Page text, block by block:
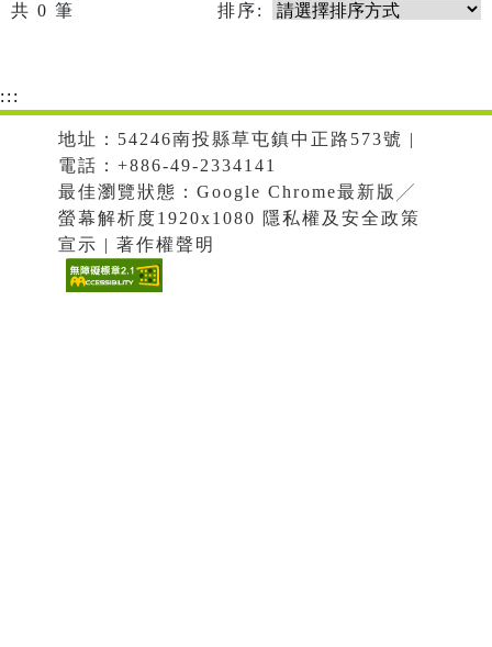
共 0 筆 排序:
:::
地址：54246南投縣草屯鎮中正路573號 |
電話：+886-49-2334141
最佳瀏覽狀態：Google Chrome最新版╱
螢幕解析度1920x1080 隱私權及安全政策
宣示 | 著作權聲明